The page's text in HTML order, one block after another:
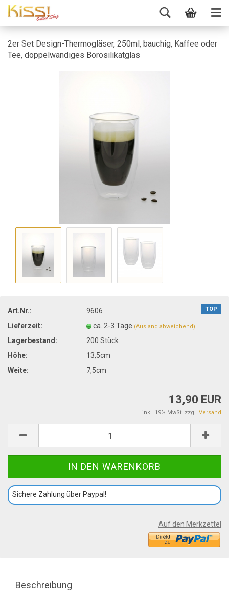
2er Set Design-Thermogläser, 250ml, bauchig, Kaffee oder
Tee, doppelwandiges Borosilikatglas
TOP
Art.Nr.:
9606
Lieferzeit:
ca. 2-3 Tage (Ausland abweichend)
Lagerbestand: 200Stück
Höhe:
13,5cm
Weite:
7,5cm
13,90 EUR
inkl. 19% MwSt. zzgl. Versand
Sichere Zahlung über Paypal!
Auf den Merkzettel
Beschreibung